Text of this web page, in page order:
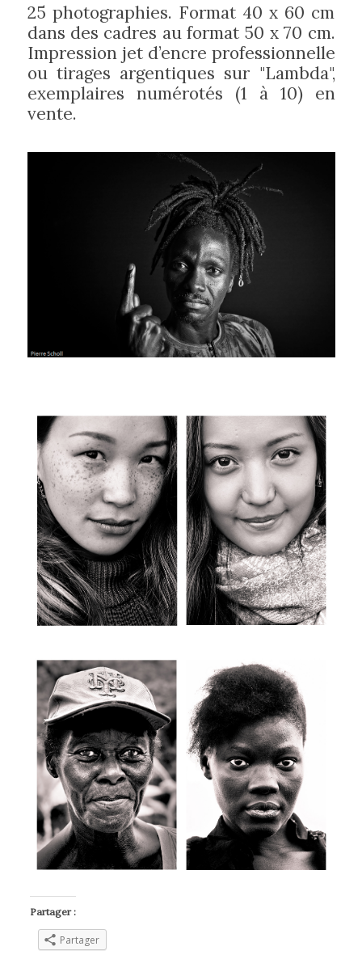
25 photographies. Format 40 x 60 cm
dans des cadres au format 50 x 70 cm.
Impression jet d’encre professionnelle
ou tirages argentiques sur "Lambda",
exemplaires numérotés (1 à 10) en
vente.
Partager :
Partager